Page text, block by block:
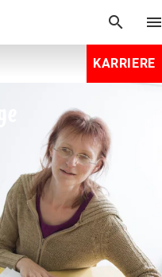
search
KARRIERE